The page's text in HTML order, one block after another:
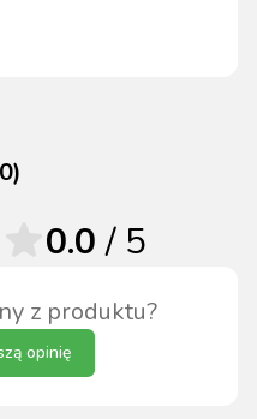
z produktu?
opinię
0.0/ 5